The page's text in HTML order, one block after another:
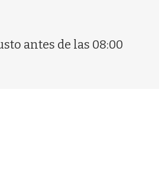
antes de las 08:00